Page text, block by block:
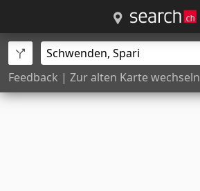
Feedback | Zur alten Karte wechseln